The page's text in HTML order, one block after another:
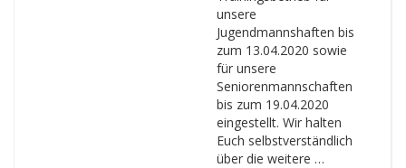
unsere
Jugendmannshaften bis
zum 13.04.2020 sowie
für unsere
Seniorenmannschaften
bis zum 19.04.2020
eingestellt. Wir halten
Euch selbstverständlich
über die weitere …